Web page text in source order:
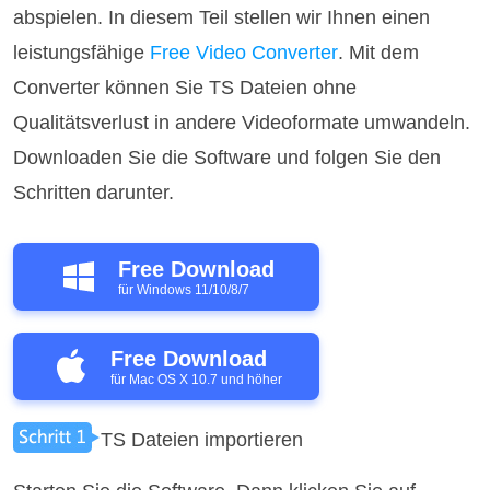
abspielen. In diesem Teil stellen wir Ihnen einen
leistungsfähige Free Video Converter. Mit dem
Converter können Sie TS Dateien ohne
Qualitätsverlust in andere Videoformate umwandeln.
Downloaden Sie die Software und folgen Sie den
Schritten darunter.
Free Download
für Windows 11/10/8/7
Free Download
für Mac OS X 10.7 und höher
TS Dateien importieren